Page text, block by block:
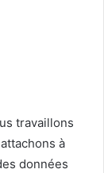
travaillons
à
données